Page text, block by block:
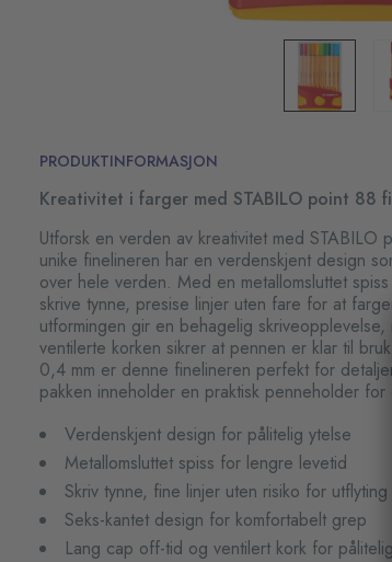
PRODUKTINFORMASJON
Kreativitet i farger med STABILO point 88
Utforsk en verden av kreativitet med
unike finelineren har en verdenskjent design
over hele verden. Med en metallomsluttet
skrive tynne, presise linjer uten fare for at
utformingen gir en behagelig skriveopplevelse,
ventilerte korken sikrer at pennen er klar til
0,4 mm er denne finelineren perfekt for
pakken inneholder en praktisk penneholder for
Verdenskjent design for pålitelig ytelse
Metallomsluttet spiss for lengre levetid
Skriv tynne, fine linjer uten risiko for
Seks-kantet design for komfortabelt grep
Lang cap off-tid og ventilert kork for pålitelig